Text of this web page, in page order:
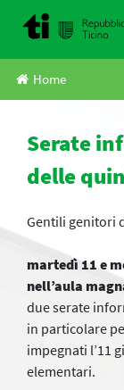
Home
Serate
delle
Gentili genitori
martedì 11 e
nell’aula
due serate
in particolare
impegnati l’11
elementari.